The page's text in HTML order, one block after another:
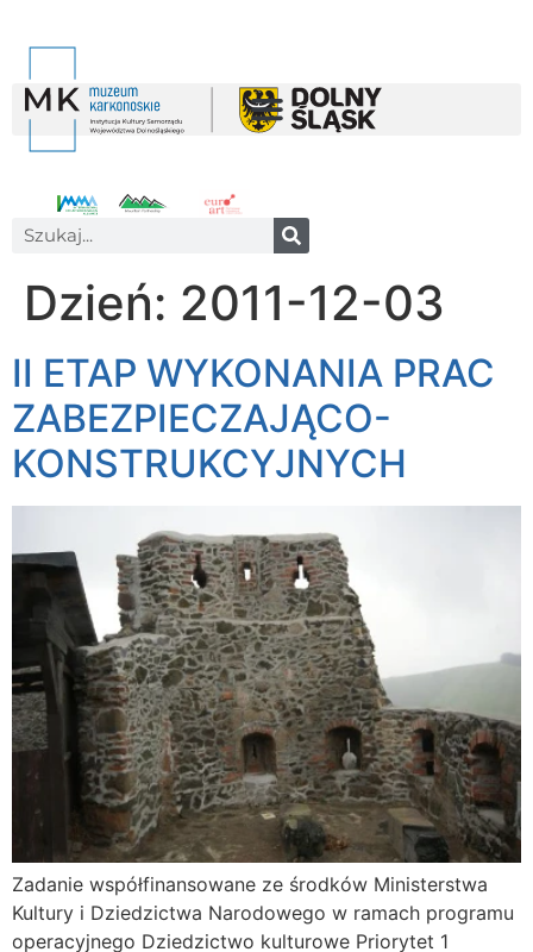
Dzień: 2011-12-03
II ETAP WYKONANIA PRAC
ZABEZPIECZAJĄCO-
KONSTRUKCYJNYCH
Zadanie współfinansowane ze środków Ministerstwa
Kultury i Dziedzictwa Narodowego w ramach programu
operacyjnego Dziedzictwo kulturowe Priorytet 1